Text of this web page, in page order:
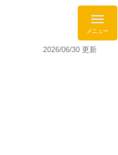
メニュー
2026/06/30 更新